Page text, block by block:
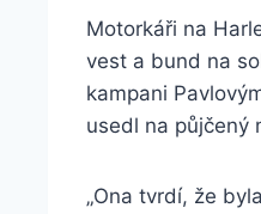
Motorkáři na
vest a bund na
kampani
usedl na půjčený
„Ona tvrdí, že